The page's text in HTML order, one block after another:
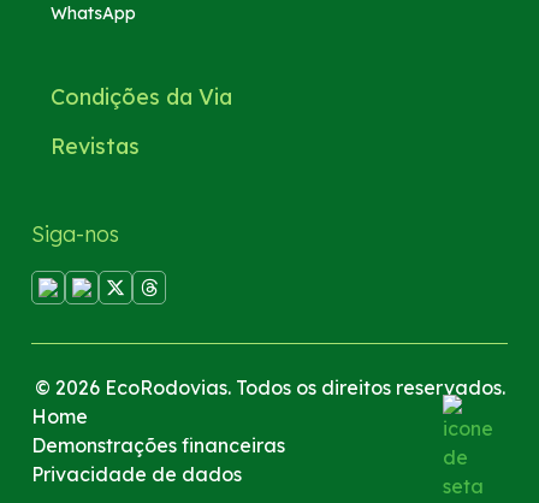
WhatsApp
Condições da Via
Revistas
Siga-nos
Home
Demonstrações financeiras
Privacidade de dados
© 2026 EcoRodovias. Todos os direitos reservados.